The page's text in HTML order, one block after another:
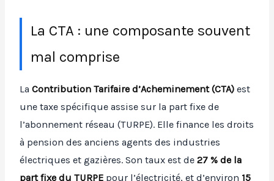
La CTA : une composante souvent
mal comprise
LaContribution Tarifaire d’Acheminement (CTA) est
une taxe spécifique assise sur la part fixe de
l’abonnement réseau (TURPE). Elle finance les droits
à pension des anciens agents des industries
électriques et gazières. Son taux est de27 % de la
part fixe du TURPE pour l’électricité, et d’environ 15